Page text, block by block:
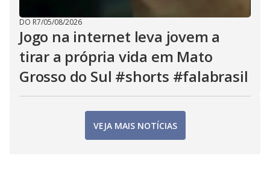
DO R7/05/08/2026
Jogo na internet leva jovem a
tirar a própria vida em Mato
Grosso do Sul #shorts #falabrasil
VEJA MAIS NOTÍCIAS